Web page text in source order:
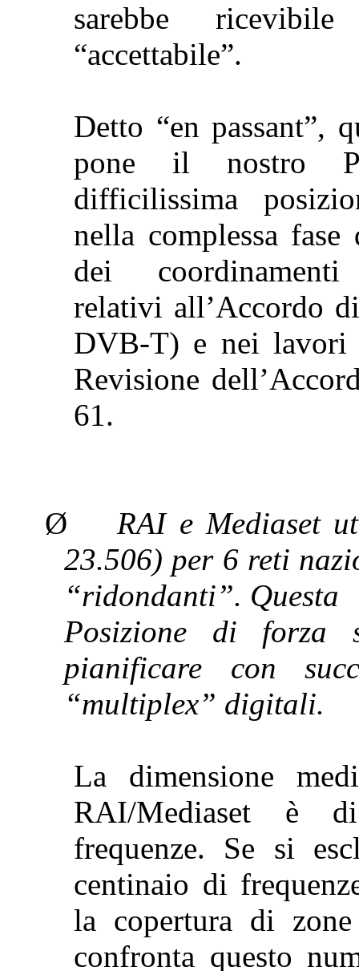
sarebbe ricevibile
“accettabile”.
Detto “en passant”,
pone il nostro
difficilissima
nella complessa fase
dei coordinamenti
relativi all’Accordo
DVB-T) e nei lavori
Revisione
61.
Ø RAI e Mediaset
23.506) per 6 reti
“ridondanti”. Questa
Posizione di forza
pianificare con
“multiplex” digitali.
La dimensione
RAI/Mediaset è di
frequenze. Se si
centinaio di
la copertura di
confronta questo